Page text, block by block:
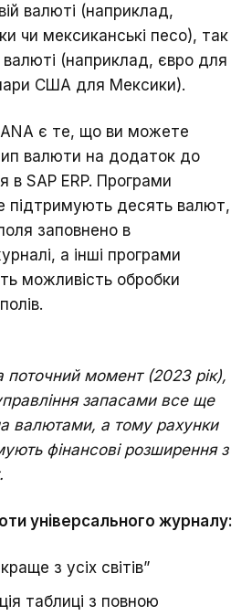
валюті (наприклад,
чи мексиканські песо), так
валюті (наприклад, євро для
США для Мексики).
є те, що ви можете
валюти на додаток до
в SAP ERP. Програми
підтримують десять валют,
заповнено в
а інші програми
можливість обробки
поточний момент (2023 рік),
запасами все ще
валютами, а тому рахунки
фінансові розширення з
універсального журналу:
з усіх світів”
таблиці з повною